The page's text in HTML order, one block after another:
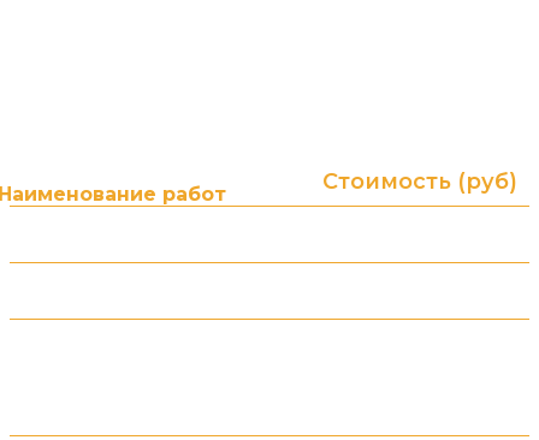
работ
Стоимость (руб)